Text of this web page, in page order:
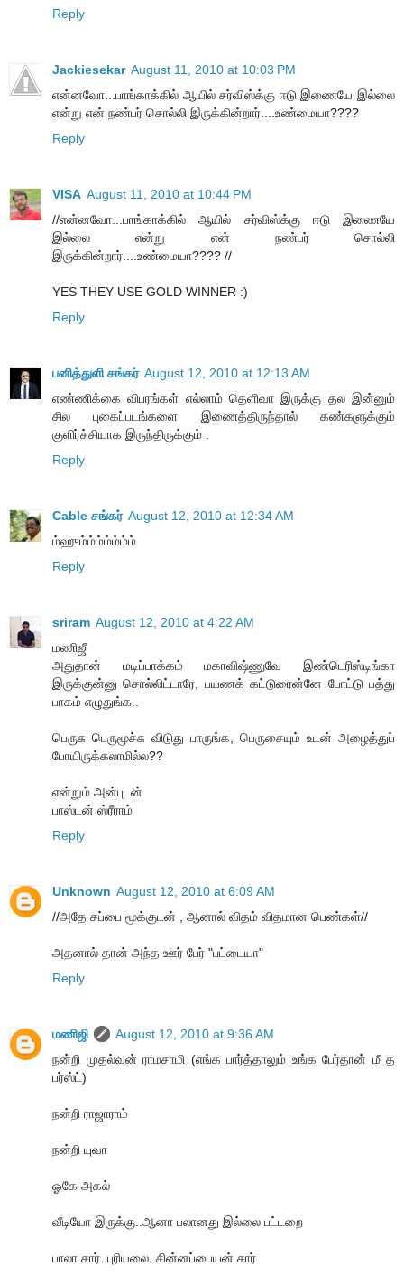
Reply
Jackiesekar August 11, 2010 at 10:03 PM
என்னவோ...பாங்காக்கில் ஆயில் சர்விஸ்க்கு ஈடு இணையே இல்லை
என்று என் நண்பர் சொல்லி இருக்கின்றார்....உண்மையா????
Reply
VISA August 11, 2010 at 10:44 PM
//என்னவோ...பாங்காக்கில் ஆயில் சர்விஸ்க்கு ஈடு இணையே
இல்லை என்று என் நண்பர் சொல்லி
இருக்கின்றார்....உண்மையா???? //
YES THEY USE GOLD WINNER :)
Reply
பனித்துளி சங்கர் August 12, 2010 at 12:13 AM
எண்ணிக்கை விபரங்கள் எல்லாம் தெளிவா இருக்கு தல இன்னும்
சில புகைப்படங்களை இணைத்திருந்தால் கண்களுக்கும்
குளிர்ச்சியாக இருந்திருக்கும் .
Reply
Cable சங்கர் August 12, 2010 at 12:34 AM
ம்ஹும்ம்ம்ம்ம்ம்ம்
Reply
sriram August 12, 2010 at 4:22 AM
மணிஜீ
அதுதான் மடிப்பாக்கம் மகாவிஷ்ணுவே இண்டெரிஸ்டிங்கா
இருக்குன்னு சொல்லிட்டாரே, பயணக் கட்டுரைன்னே போட்டு பத்து
பாகம் எழுதுங்க..
பெருசு பெருமூச்சு விடுது பாருங்க, பெருசையும் உடன் அழைத்துப்
போயிருக்கலாமில்ல??
என்றும் அன்புடன்
பாஸ்டன் ஸ்ரீராம்
Reply
Unknown August 12, 2010 at 6:09 AM
//அதே சப்பை மூக்குடன் , ஆனால் விதம் விதமான பெண்கள்//
அதனால் தான் அந்த ஊர் பேர் "பட்டையா"
Reply
மணிஜி
August 12, 2010 at 9:36 AM
நன்றி முதல்வன் ராமசாமி (எங்க பார்த்தாலும் உங்க பேர்தான் மீ த
பர்ஸ்ட்)
நன்றி ராஜாராம்
நன்றி யுவா
ஓகே அகல்
வீடியோ இருக்கு..ஆனா பலானது இல்லை பட்டறை
பாலா சார்..புரியலை..சின்னப்பையன் சார்